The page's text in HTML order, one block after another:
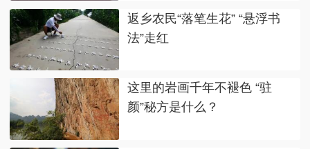
返乡农民“落笔生花” “悬浮书
法”走红
这里的岩画千年不褪色 “驻
颜”秘方是什么？